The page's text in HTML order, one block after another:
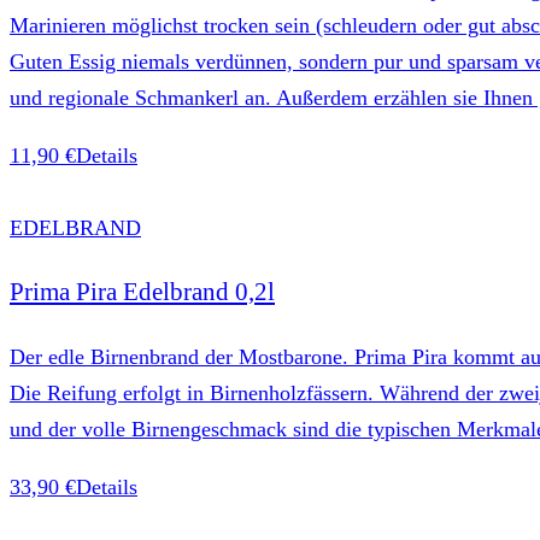
Marinieren möglichst trocken sein (schleudern oder gut
Guten Essig niemals verdünnen, sondern pur und
und regionale Schmankerl an. Außerdem erzählen sie
11,90 €Details
EDELBRAND
Prima Pira Edelbrand 0,2l
Der edle Birnenbrand der Mostbarone. Prima Pira kommt
Die Reifung erfolgt in Birnenholzfässern. Während der
und der volle Birnengeschmack sind die typischen
33,90 €Details